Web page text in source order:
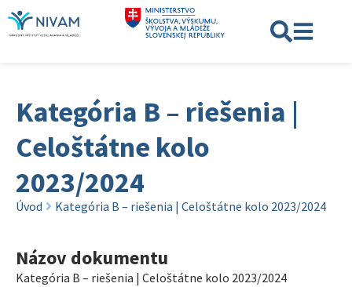
Kategória B – riešenia |
Celoštátne kolo
2023/2024
Úvod Kategória B – riešenia | Celoštátne kolo 2023/2024
Názov dokumentu
Kategória B – riešenia | Celoštátne kolo 2023/2024